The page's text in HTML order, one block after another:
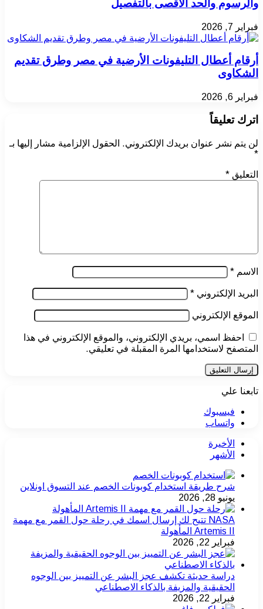
والرسوم والحد الأقصى بالتفصيل
فبراير 7, 2026
أرقام أعطال التليفونات الأرضية في مصر وطرق تقديم
الشكاوى
فبراير 6, 2026
اترك تعليقاً
لن يتم نشر عنوان بريدك الإلكتروني. الحقول الإلزامية مشار إليها بـ
*
التعليق *
الاسم *
البريد الإلكتروني *
الموقع الإلكتروني
احفظ اسمي، بريدي الإلكتروني، والموقع الإلكتروني في هذا
المتصفح لاستخدامها المرة المقبلة في تعليقي.
تابعنا علي
فيسبوك
واتساب
الأخيرة
الأشهر
شرح طريقة استخدام كوبونات الخصم عند التسوق اونلاين
يونيو 28, 2026
NASA تتيح لك إرسال اسمك في رحلة حول القمر مع مهمة
Artemis II المأهولة
فبراير 22, 2026
دراسة حديثة تكشف عجز البشر عن التمييز بين الوجوه
الحقيقية والمزيفة بالذكاء الاصطناعي
فبراير 22, 2026